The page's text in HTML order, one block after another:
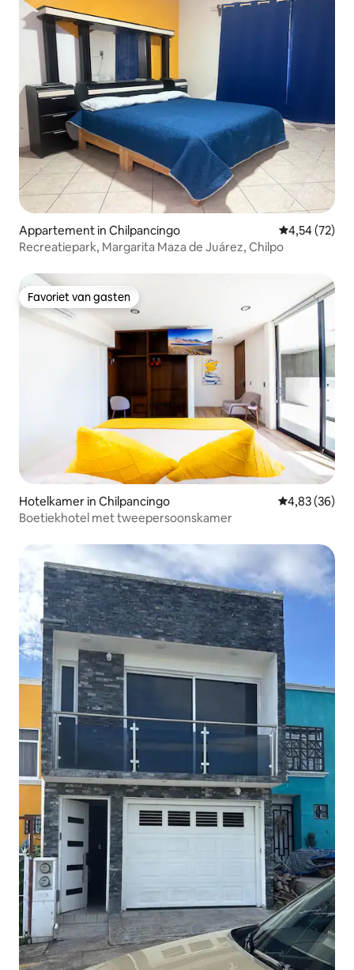
Appartement in Chilpancingo Gemiddelde
4,54 (72)
Recreatiepark, Margarita Maza de Juárez, Chilpo
Favoriet van gasten
Favoriet van gasten
Hotelkamer in Chilpancingo Gemiddelde
4,83 (36)
Boetiekhotel met tweepersoonskamer